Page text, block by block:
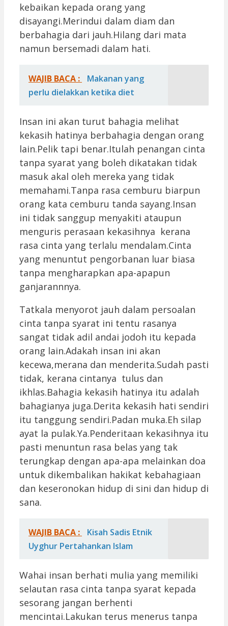
kebaikan kepada orang yang
disayangi.Merindui dalam diam dan
berbahagia dari jauh.Hilang dari mata
namun bersemadi dalam hati.
WAJIB BACA :
Makanan yang
perlu dielakkan ketika diet
Insan ini akan turut bahagia melihat
kekasih hatinya berbahagia dengan orang
lain.Pelik tapi benar.Itulah penangan cinta
tanpa syarat yang boleh dikatakan tidak
masuk akal oleh mereka yang tidak
memahami.Tanpa rasa cemburu biarpun
orang kata cemburu tanda sayang.Insan
ini tidak sanggup menyakiti ataupun
menguris perasaan kekasihnya kerana
rasa cinta yang terlalu mendalam.Cinta
yang menuntut pengorbanan luar biasa
tanpa mengharapkan apa-apapun
ganjarannnya.
Tatkala menyorot jauh dalam persoalan
cinta tanpa syarat ini tentu rasanya
sangat tidak adil andai jodoh itu kepada
orang lain.Adakah insan ini akan
kecewa,merana dan menderita.Sudah pasti
tidak, kerana cintanya tulus dan
ikhlas.Bahagia kekasih hatinya itu adalah
bahagianya juga.Derita kekasih hati sendiri
itu tanggung sendiri.Padan muka.Eh silap
ayat la pulak.Ya.Penderitaan kekasihnya itu
pasti menuntun rasa belas yang tak
terungkap dengan apa-apa melainkan doa
untuk dikembalikan hakikat kebahagiaan
dan keseronokan hidup di sini dan hidup di
sana.
WAJIB BACA :
Kisah Sadis Etnik
Uyghur Pertahankan Islam
Wahai insan berhati mulia yang memiliki
selautan rasa cinta tanpa syarat kepada
sesorang jangan berhenti
mencintai.Lakukan terus menerus tanpa